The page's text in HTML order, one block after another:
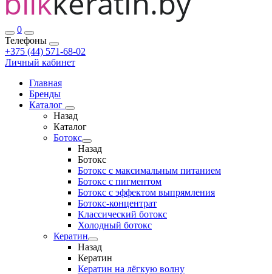
0
Телефоны
+375 (44) 571-68-02
Личный кабинет
Главная
Бренды
Каталог
Назад
Каталог
Ботокс
Назад
Ботокс
Ботокс с максимальным питанием
Ботокс с пигментом
Ботокс с эффектом выпрямления
Ботокс-концентрат
Классический ботокс
Холодный ботокс
Кератин
Назад
Кератин
Кератин на лёгкую волну